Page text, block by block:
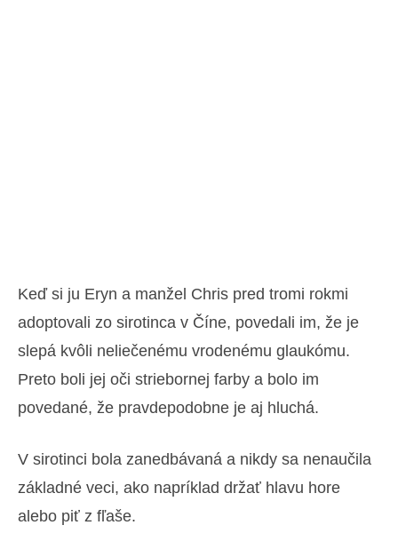
Keď si ju Eryn a manžel Chris pred tromi rokmi
adoptovali zo sirotinca v Číne, povedali im, že je
slepá kvôli neliečenému vrodenému glaukómu.
Preto boli jej oči striebornej farby a bolo im
povedané, že pravdepodobne je aj hluchá.
V sirotinci bola zanedbávaná a nikdy sa nenaučila
základné veci, ako napríklad držať hlavu hore
alebo piť z fľaše.